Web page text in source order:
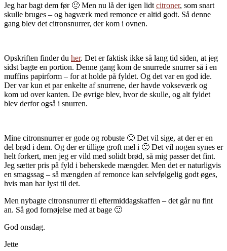
Jeg har bagt dem før 🙂 Men nu lå der igen lidt citroner, som snart
skulle bruges – og bagværk med remonce er altid godt. Så denne
gang blev det citronsnurrer, der kom i ovnen.
Opskriften finder du her. Det er faktisk ikke så lang tid siden, at jeg
sidst bagte en portion. Denne gang kom de snurrede snurrer så i en
muffins papirform – for at holde på fyldet. Og det var en god ide.
Der var kun et par enkelte af snurrene, der havde vokseværk og
kom ud over kanten. De øvrige blev, hvor de skulle, og alt fyldet
blev derfor også i snurren.
Mine citronsnurrer er gode og robuste 🙂 Det vil sige, at der er en
del brød i dem. Og der er tillige groft mel i 🙂 Det vil nogen synes er
helt forkert, men jeg er vild med solidt brød, så mig passer det fint.
Jeg sætter pris på fyld i beherskede mængder. Men det er naturligvis
en smagssag – så mængden af remonce kan selvfølgelig godt øges,
hvis man har lyst til det.
Men nybagte citronsnurrer til eftermiddagskaffen – det går nu fint
an. Så god fornøjelse med at bage 🙂
God onsdag.
Jette